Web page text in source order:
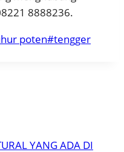
8888236.
poten#tengger
YANG ADA DI